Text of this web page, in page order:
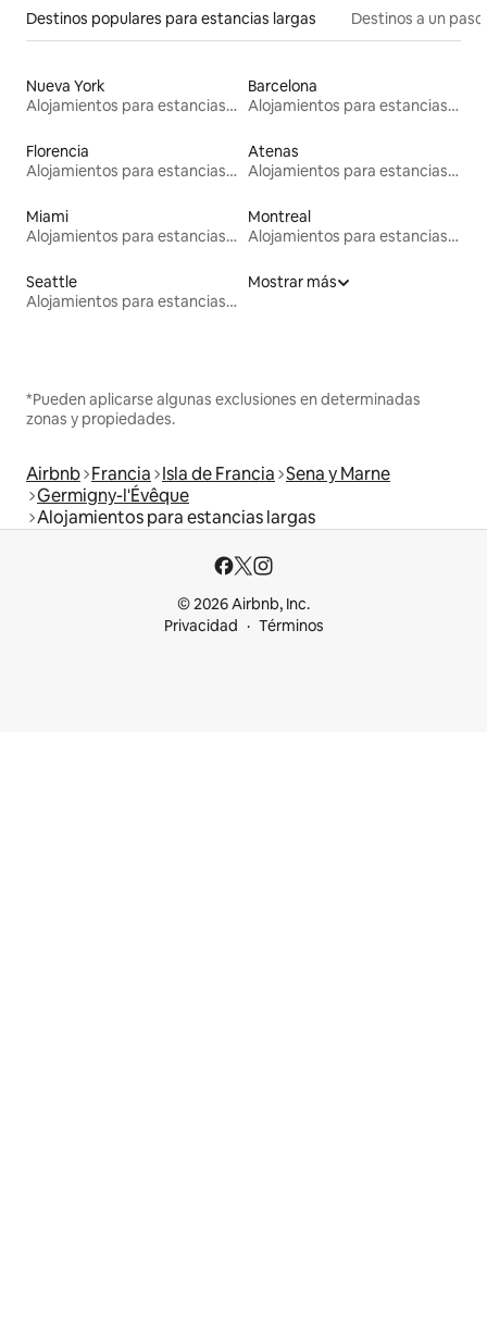
Destinos populares para estancias largas Destinos a un
Nueva York
Alojamientos para estancias largas
Barcelona
Alojamientos para estancias largas
Florencia
Alojamientos para estancias largas
Atenas
Alojamientos para estancias largas
Miami
Alojamientos para estancias largas
Montreal
Alojamientos para estancias largas
Seattle
Alojamientos para estancias largas
Mostrar más
*Pueden aplicarse algunas exclusiones en determinadas
zonas y propiedades.
Airbnb Francia Isla de Francia Sena y Marne
Germigny-l'Évêque
Alojamientos para estancias largas
© 2026 Airbnb, Inc.
Privacidad
Términos